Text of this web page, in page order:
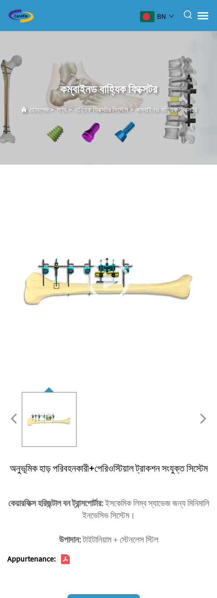
BN
কম্বাইনড বাহ্যিক ফিক্সেটর
হোমপেজ>পণ্য>বাহ্যিক ফিক্সেটর সিস্টেম>কম্বাইনড বাহ্যিক ফিক্সেটর
অনুভূমিক হাড় পরিবহনকারী+পেরিওস্টিয়াল ট্রাকশন সংযুক্ত সিস্টেম
কেয়ারফিক্স হরিজন্টাল বন ট্রান্সপোর্টার:ইসকেমিক লিম্ব স্যাভেজ জন্য মিনিমালি
ইনভেসিভ সিস্টেম।
উপাদান:টাইটানিয়াম + স্টেনলেস স্টিল
Appurtenance: